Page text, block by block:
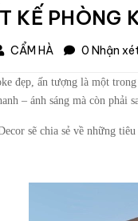
KẾ PHÒNG
CẨM HÀ 0 Nhận
đẹp, ấn tượng là một
– ánh sáng mà còn phải
sẽ chia sẻ về những